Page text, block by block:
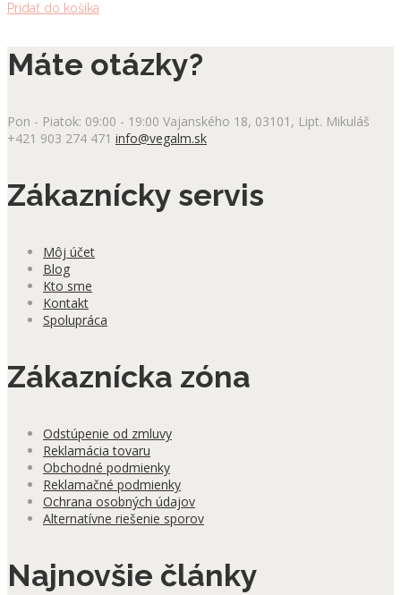
Pridať do košíka
Máte otázky?
Pon - Piatok: 09:00 - 19:00 Vajanského 18, 03101, Lipt. Mikuláš
+421 903 274 471 info@vegalm.sk
Zákaznícky servis
Môj účet
Blog
Kto sme
Kontakt
Spolupráca
Zákaznícka zóna
Odstúpenie od zmluvy
Reklamácia tovaru
Obchodné podmienky
Reklamačné podmienky
Ochrana osobných údajov
Alternatívne riešenie sporov
Najnovšie články